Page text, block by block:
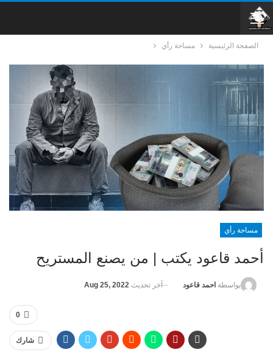
الصفحة الرئيسية مساحة رأي
مساحة رأي
أحمد قاعود يكتب | من يصنع المستريح
بواسطة احمد قاعود آخر تحديث Aug 25, 2022
0
شارك